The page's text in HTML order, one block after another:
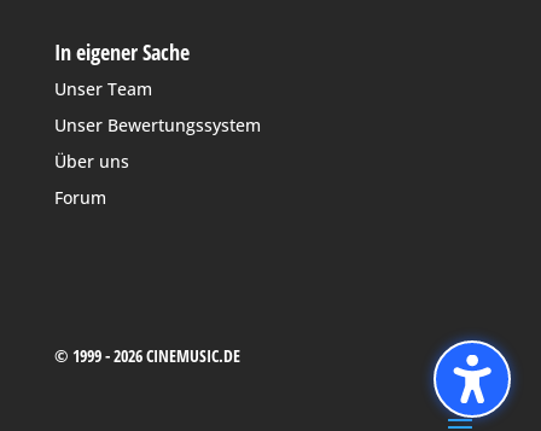
In eigener Sache
Unser Team
Unser Bewertungssystem
Über uns
Forum
© 1999 - 2026 CINEMUSIC.DE